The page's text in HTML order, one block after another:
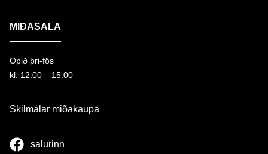
MIÐASALA
Opið þri-fös
kl. 12:00 – 15:00
Skilmálar miðakaupa
salurinn